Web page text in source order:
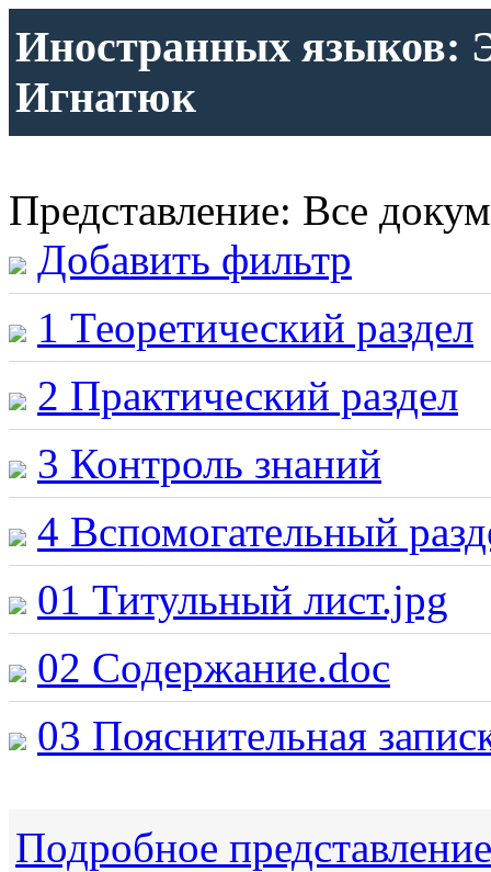
Иностранных
Игнатюк
Представление: Все
Добавить фильтр
1 Теоретический раздел
2 Практический раздел
3 Контроль знаний
4 Вспомогательный
01 Титульный лист.jpg
02 Содержание.doc
03 Пояснительная
Подробное представление